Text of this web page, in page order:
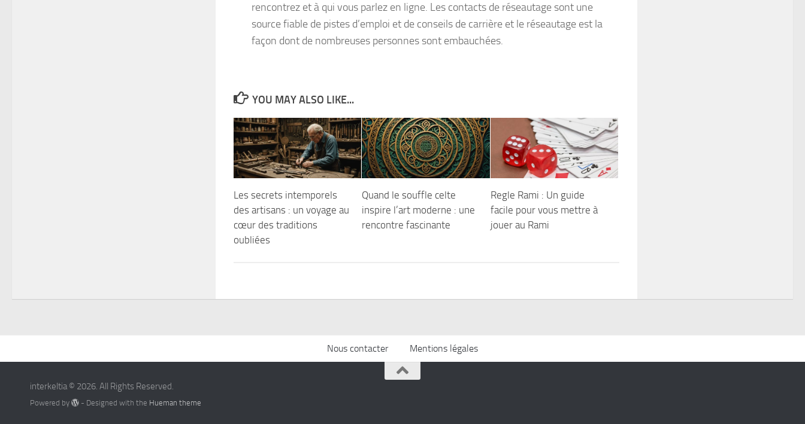
rencontrez et à qui vous parlez en ligne. Les contacts de réseautage sont une
source fiable de pistes d’emploi et de conseils de carrière et le réseautage est la
façon dont de nombreuses personnes sont embauchées.
YOU MAY ALSO LIKE...
Les secrets intemporels
des artisans : un voyage au
cœur des traditions
oubliées
Quand le souffle celte
inspire l’art moderne : une
rencontre fascinante
Regle Rami : Un guide
facile pour vous mettre à
jouer au Rami
Nous contacter Mentions légales
interkeltia © 2026. All Rights Reserved.
Powered by - Designed with the Hueman theme